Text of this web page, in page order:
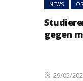
NEWS
gegen
Posted
29/05/